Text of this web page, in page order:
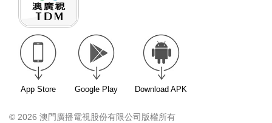
App Store Google Play Download APK
© 2026 澳門廣播電視股份有限公司版權所有